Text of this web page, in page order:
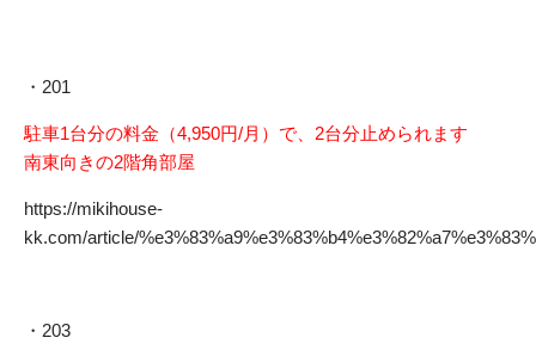
・201
駐車1台分の料金（4,950円/月）で、2台分止められます
南東向きの2階角部屋
https://mikihouse-
kk.com/article/
・203